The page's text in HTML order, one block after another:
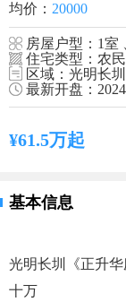
均价： 20000
房屋户型：1室
住宅类型：农
区域：光明长圳
最新开盘：
¥61.5万起
基本信息
光明长圳《正升
十万